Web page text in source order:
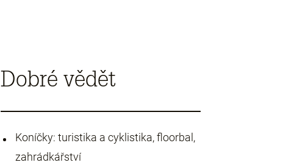
Dobré vědět
Koníčky: turistika a cyklistika, floorbal,
zahrádkářství